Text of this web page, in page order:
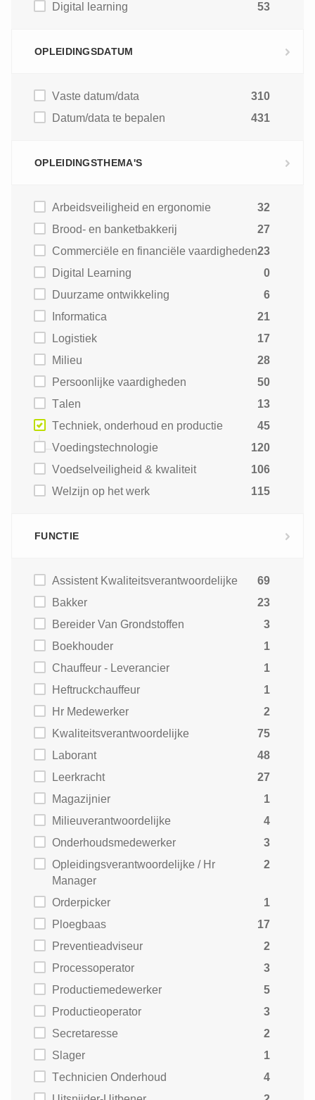
Digital learning
53
OPLEIDINGSDATUM
Vaste datum/data
310
Datum/data te bepalen
431
OPLEIDINGSTHEMA'S
Arbeidsveiligheid en ergonomie
32
Brood- en banketbakkerij
27
Commerciële en financiële vaardigheden23
Digital Learning
0
Duurzame ontwikkeling
6
Informatica
21
Logistiek
17
Milieu
28
Persoonlijke vaardigheden
50
Talen
13
Techniek, onderhoud en productie
45
Voedingstechnologie
120
Voedselveiligheid & kwaliteit
106
Welzijn op het werk
115
FUNCTIE
Assistent Kwaliteitsverantwoordelijke
69
Bakker
23
Bereider Van Grondstoffen
3
Boekhouder
1
Chauffeur - Leverancier
1
Heftruckchauffeur
1
Hr Medewerker
2
Kwaliteitsverantwoordelijke
75
Laborant
48
Leerkracht
27
Magazijnier
1
Milieuverantwoordelijke
4
Onderhoudsmedewerker
3
Opleidingsverantwoordelijke / Hr
Manager
2
Orderpicker
1
Ploegbaas
17
Preventieadviseur
2
Processoperator
3
Productiemedewerker
5
Productieoperator
3
Secretaresse
2
Slager
1
Technicien Onderhoud
4